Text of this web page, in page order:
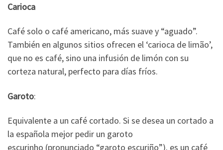
Carioca
Café solo o café americano, más suave y “aguado”.
También en algunos sitios ofrecen el ‘carioca de limão’,
que no es café, sino una infusión de limón con su
corteza natural, perfecto para días fríos.
Garoto:
Equivalente a un café cortado. Si se desea un cortado a
la española mejor pedir un garoto
escurinho (pronunciado “garoto escuriño”). es un café